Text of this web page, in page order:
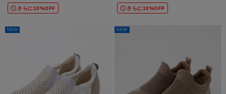
さらに10%OFF さらに10%OFF
NEW NEW